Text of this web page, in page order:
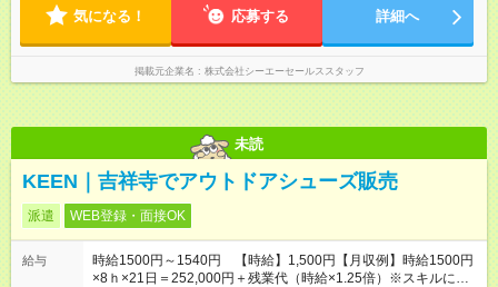
気になる！ 応募する 詳細へ
掲載元企業名 株式会社シーエーセールススタッフ
未読
KEEN｜吉祥寺でアウトドアシューズ販売
派遣 WEB登録・面接OK
給与
時給1500円～1540円 【時給】1,500円【月収例】時給1500円
×8ｈ×21日＝252,000円＋残業代（時給×1.25倍）※スキルによ